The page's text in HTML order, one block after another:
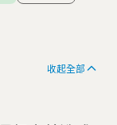
收起全部